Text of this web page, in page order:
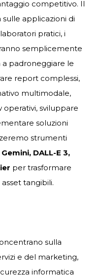
competitivo. Il
applicazioni di
pratici, i
semplicemente
padroneggiare le
report complessi,
multimodale,
sviluppare
soluzioni
strumenti
Gemini, DALL-E 3,
per trasformare
tangibili.
sulla
e del marketing,
informatica